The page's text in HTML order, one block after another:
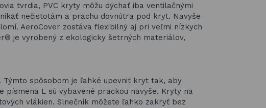
tvrdia, PVC kryty môžu dýchať iba ventilačnými
nečistotám a prachu dovnútra pod kryt. Navyše
AeroCover zostáva flexibilný aj pri veľmi nízkych
je vyrobený z ekologicky šetrných materiálov,
spôsobom je ľahké upevniť kryt tak, aby
písmena L sú vybavené prackou navyše. Kryty na
vlákien. Slnečník môžete ľahko zakryť bez